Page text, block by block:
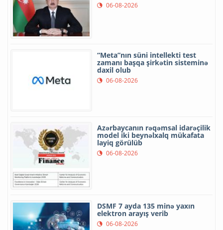
06-08-2026
“Meta”nın süni intellekti test
zamanı başqa şirkətin sisteminə
daxil olub
06-08-2026
Azərbaycanın rəqəmsal idarəçilik
model iki beynəlxalq mükafata
layiq görülüb
06-08-2026
DSMF 7 ayda 135 minə yaxın
elektron arayış verib
06-08-2026